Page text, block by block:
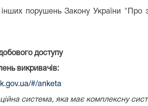
порушень Закону України "Про
доступу
викривачів:
#/anketa
система, яка має комплексну